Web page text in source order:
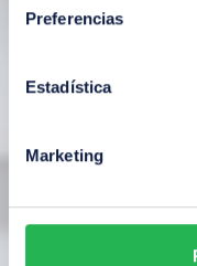
Preferencias
Estadística
Marketing